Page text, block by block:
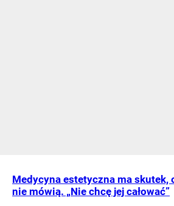
Medycyna estetyczna ma
nie mówią. „Nie chcę jej całować”